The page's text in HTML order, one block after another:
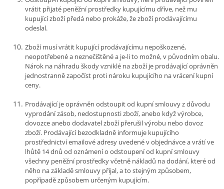
vrátit přijaté peněžní prostředky kupujícímu dříve, než mu
kupující zboží předá nebo prokáže, že zboží prodávajícímu
odeslal.
Zboží musí vrátit kupující prodávajícímu nepoškozené,
neopotřebené a neznečištěné a je-li to možné, v původním obalu.
Nárok na náhradu škody vzniklé na zboží je prodávající oprávněn
jednostranně započíst proti nároku kupujícího na vrácení kupní
ceny.
Prodávající je oprávněn odstoupit od kupní smlouvy z důvodu
vyprodání zásob, nedostupnosti zboží, anebo když výrobce,
dovozce anebo dodavatel zboží přerušil výrobu nebo dovoz
zboží. Prodávající bezodkladně informuje kupujícího
prostřednictví emailové adresy uvedené v objednávce a vrátí ve
lhůtě 14 dnů od oznámení o odstoupení od kupní smlouvy
všechny peněžní prostředky včetně nákladů na dodání, které od
něho na základě smlouvy přijal, a to stejným způsobem,
popřípadě způsobem určeným kupujícím.